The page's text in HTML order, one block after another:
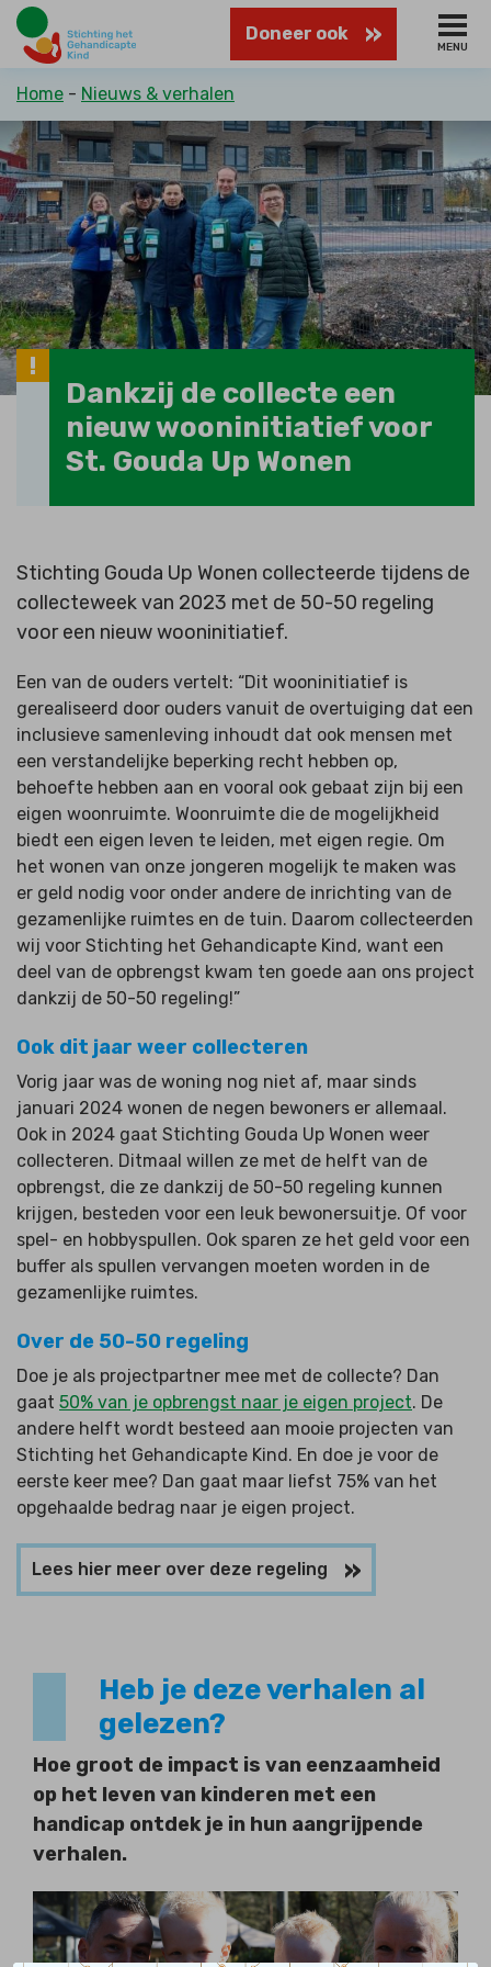
Naar
hoofdinhoud
Doneer ook
MENU
Kruimelpad
Home Nieuws & verhalen
Dankzij de collecte een
nieuw wooninitiatief voor
St. Gouda Up Wonen
Stichting Gouda Up Wonen collecteerde tijdens de
collecteweek van 2023 met de 50-50 regeling
voor een nieuw wooninitiatief.
Een van de ouders vertelt: “Dit wooninitiatief is
gerealiseerd door ouders vanuit de overtuiging dat een
inclusieve samenleving inhoudt dat ook mensen met
een verstandelijke beperking recht hebben op,
behoefte hebben aan en vooral ook gebaat zijn bij een
eigen woonruimte. Woonruimte die de mogelijkheid
biedt een eigen leven te leiden, met eigen regie. Om
het wonen van onze jongeren mogelijk te maken was
er geld nodig voor onder andere de inrichting van de
gezamenlijke ruimtes en de tuin. Daarom collecteerden
wij voor Stichting het Gehandicapte Kind, want een
deel van de opbrengst kwam ten goede aan ons project
dankzij de 50-50 regeling!”
Ook dit jaar weer collecteren
Vorig jaar was de woning nog niet af, maar sinds
januari 2024 wonen de negen bewoners er allemaal.
Ook in 2024 gaat Stichting Gouda Up Wonen weer
collecteren. Ditmaal willen ze met de helft van de
opbrengst, die ze dankzij de 50-50 regeling kunnen
krijgen, besteden voor een leuk bewonersuitje. Of voor
spel- en hobbyspullen. Ook sparen ze het geld voor een
buffer als spullen vervangen moeten worden in de
gezamenlijke ruimtes.
Over de 50-50 regeling
Doe je als projectpartner mee met de collecte? Dan
gaat 50% van je opbrengst naar je eigen project. De
andere helft wordt besteed aan mooie projecten van
Stichting het Gehandicapte Kind. En doe je voor de
eerste keer mee? Dan gaat maar liefst 75% van het
opgehaalde bedrag naar je eigen project.
Lees hier meer over deze regeling
Heb je deze verhalen al
gelezen?
Hoe groot de impact is van eenzaamheid
op het leven van kinderen met een
handicap ontdek je in hun aangrijpende
verhalen.